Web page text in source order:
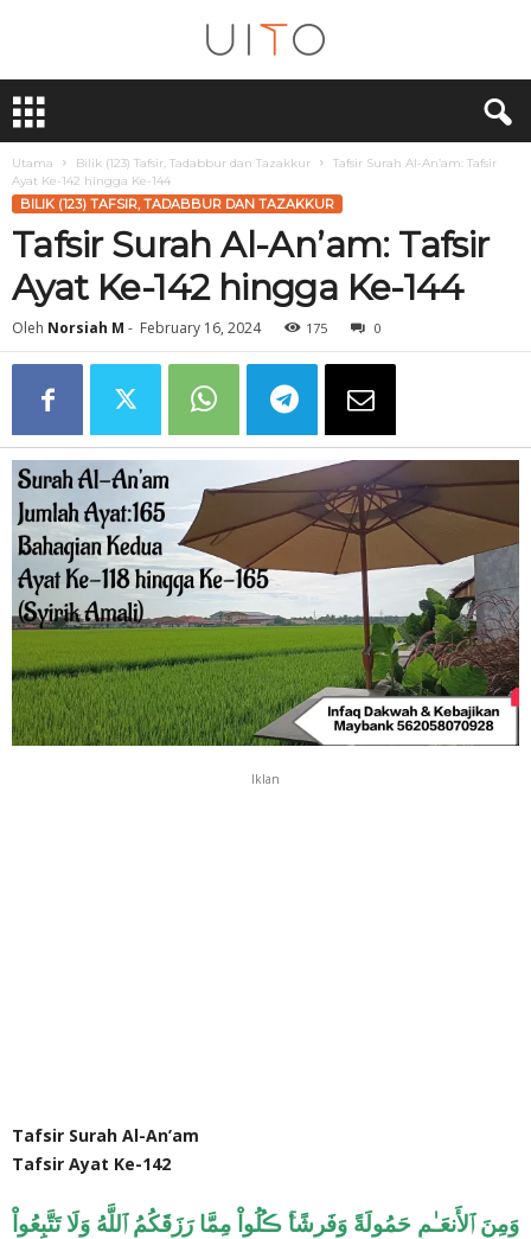
T
Utama Bilik (123) Tafsir, Tadabbur dan Tazakkur
Tafsir Surah Al-An’am: Tafsir
Ayat Ke-142 hingga Ke-144
BILIK (123) TAFSIR, TADABBUR DAN TAZAKKUR
Tafsir Surah Al-An’am: Tafsir
Ayat Ke-142 hingga Ke-144
Oleh Norsiah M - February 16, 2024 175 0
Iklan
Tafsir Surah Al-An’am
Tafsir Ayat Ke-142
وَمِنَ ٱلأَنعَـٰمِ حَمُولَةً وَفَرشًا‌ۚ ڪُلُواْ مِمَّا رَزَقَكُمُ ٱللَّهُ وَلَا تَتَّبِعُواْ